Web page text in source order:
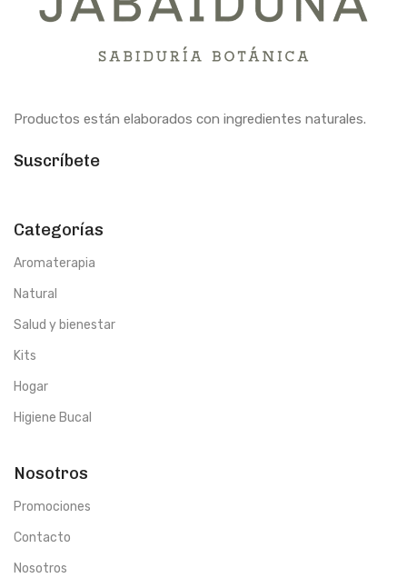
Productos están elaborados con ingredientes naturales.
Suscríbete
Categorías
Aromaterapia
Natural
Salud y bienestar
Kits
Hogar
Higiene Bucal
Nosotros
Promociones
Contacto
Nosotros